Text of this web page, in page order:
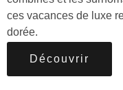
ces vacances de luxe
dorée.
Découvrir